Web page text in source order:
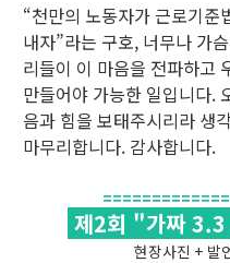
“천만의 노동자가 근로기준
내자”라는 구호, 너무나 가
리들이 이 마음을 전파하고
만들어야 가능한 일입니다.
음과 힘을 보태주시리라 생
마무리합니다. 감사합니다.
제2회 "가짜 3.3
현장사진 + 발